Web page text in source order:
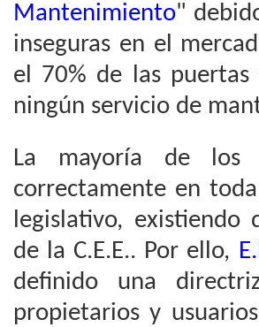
Mantenimiento"
inseguras en el
el 70% de las
ningún servicio de
La mayoría de los
correctamente en
legislativo, existiendo
de la C.E.E.. Por ello,
definido una
propietarios y